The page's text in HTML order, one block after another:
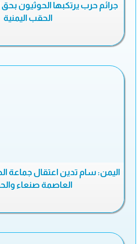
جرائم حرب يرتكبها الحوثيون
الحقب اليمنية
اليمن: سام تدين اعتقال جماعة
العاصمة صنعاء